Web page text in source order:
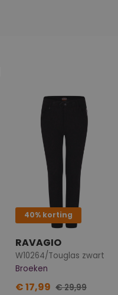
40% korting
RAVAGIO
W10264/Touglas zwart
Broeken
€ 17,99 € 29,99